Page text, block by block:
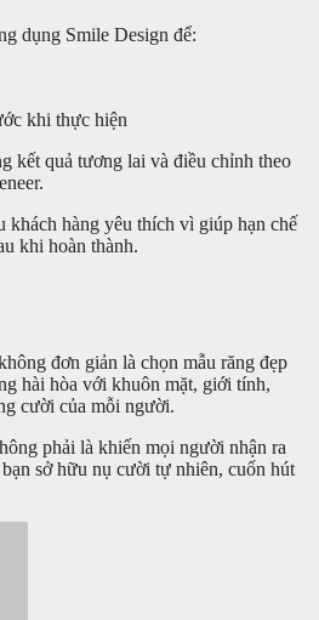
dụng Smile Design để:
khi thực hiện
kết quả tương lai và điều chỉnh theo
hàng yêu thích vì giúp hạn chế
khi hoàn thành.
đơn giản là chọn mẫu răng đẹp
hài hòa với khuôn mặt, giới tính,
cười của mỗi người.
phải là khiến mọi người nhận ra
sở hữu nụ cười tự nhiên, cuốn hút